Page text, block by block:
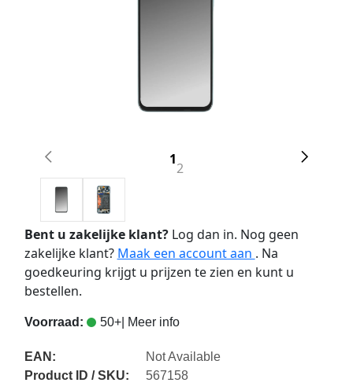
1
2
Bent u zakelijke klant?Log dan in. Nog geen
zakelijke klant? Maak een account aan . Na
goedkeuring krijgt u prijzen te zien en kunt u
bestellen.
Voorraad: 50+| Meer info
EAN:
Not Available
Product ID / SKU:
567158